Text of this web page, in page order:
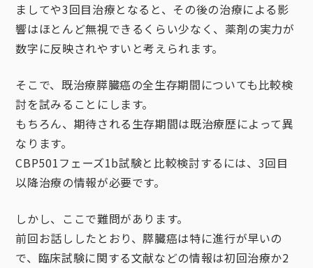
ましてや3回目治療となると、その後の治療による影
響はほとんど無視できるくらい少なく、薬剤の実力が
数字に反映されやすいと考えられます。
そこで、既治療膵臓癌の全生存期間についても比較検
討を試みることにします。
もちろん、期待される生存期間は既治療歴によって異
なります。
CBP501フェーズ1b試験と比較検討するには、3回目
以降治療の情報が必要です。
しかし、ここで難問があります。
前回お話ししたとおり、膵臓癌は特に進行が早いの
で、臨床試験に関する文献などの情報は初回治療か2